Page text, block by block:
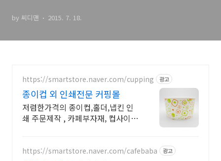
by 씨디맨 2015. 7. 18.
https://smartstore.naver.com/cupping 광고
종이컵 외 인쇄전문 커핑몰
저렴한가격의 종이컵,홀더,냅킨 인
쇄 주문제작 , 카페부자재, 컵사이즈
https://smartstore.naver.com/cafebaba 광고